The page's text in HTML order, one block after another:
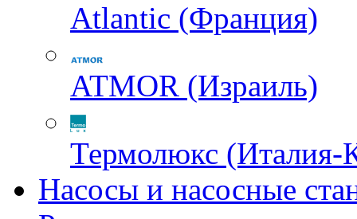
Atlantic (Франция)
ATMOR (Израиль)
Термолюкс (Италия-
Насосы и насосные